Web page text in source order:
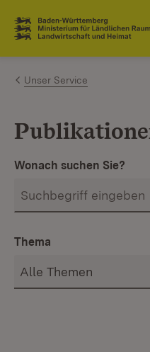
Zum Inhalt springen
Link zur Startseite
Unser Service
Wonach suchen Sie?
Thema